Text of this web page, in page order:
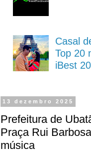
Casal
Top 20
iBest
13 dezembro 2025
Prefeitura de
Praça Rui
música